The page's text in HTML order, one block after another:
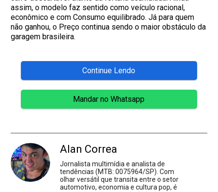
assim, o modelo faz sentido como veículo racional,
econômico e com Consumo equilibrado. Já para quem
não ganhou, o Preço continua sendo o maior obstáculo da
garagem brasileira.
Continue Lendo
Mandar no Whatsapp
Alan Correa
Jornalista multimídia e analista de
tendências (MTB: 0075964/SP). Com
olhar versátil que transita entre o setor
automotivo, economia e cultura pop, é